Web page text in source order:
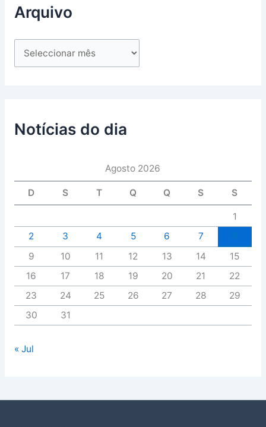
Arquivo
Notícias do dia
Agosto 2026
D S T Q Q S S
1
2
3 4 5 6 7
9
10 11 12 13 14
15
16
17 18 19 20 21
22
23
24 25 26 27 28
29
30
31
« Jul